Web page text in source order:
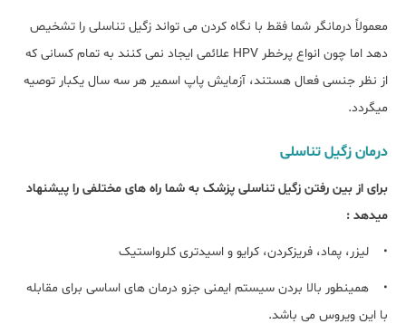
معمولاً درمانگر شما فقط با نگاه کردن می تواند زگیل تناسلی را تشخیص
دهد اما چون انواع پرخطر HPV علائمی ایجاد نمی کنند به تمام کسانی که
از نظر جنسی فعال هستند، آزمایش پاپ اسمیر هر سه سال یکبار توصیه
میگردد.
درمان زگیل تناسلی
برای از بین رفتن زگیل تناسلی پزشک به شما راه های مختلفی را پیشنهاد
میدهد :
• لیزر، پماد، فریزکردن، کرایو و اسیدتری کلرواستیک
• همینطور بالا بردن سیستم ایمنی جزو درمان های اساسی برای مقابله
با این ویروس می باشد.